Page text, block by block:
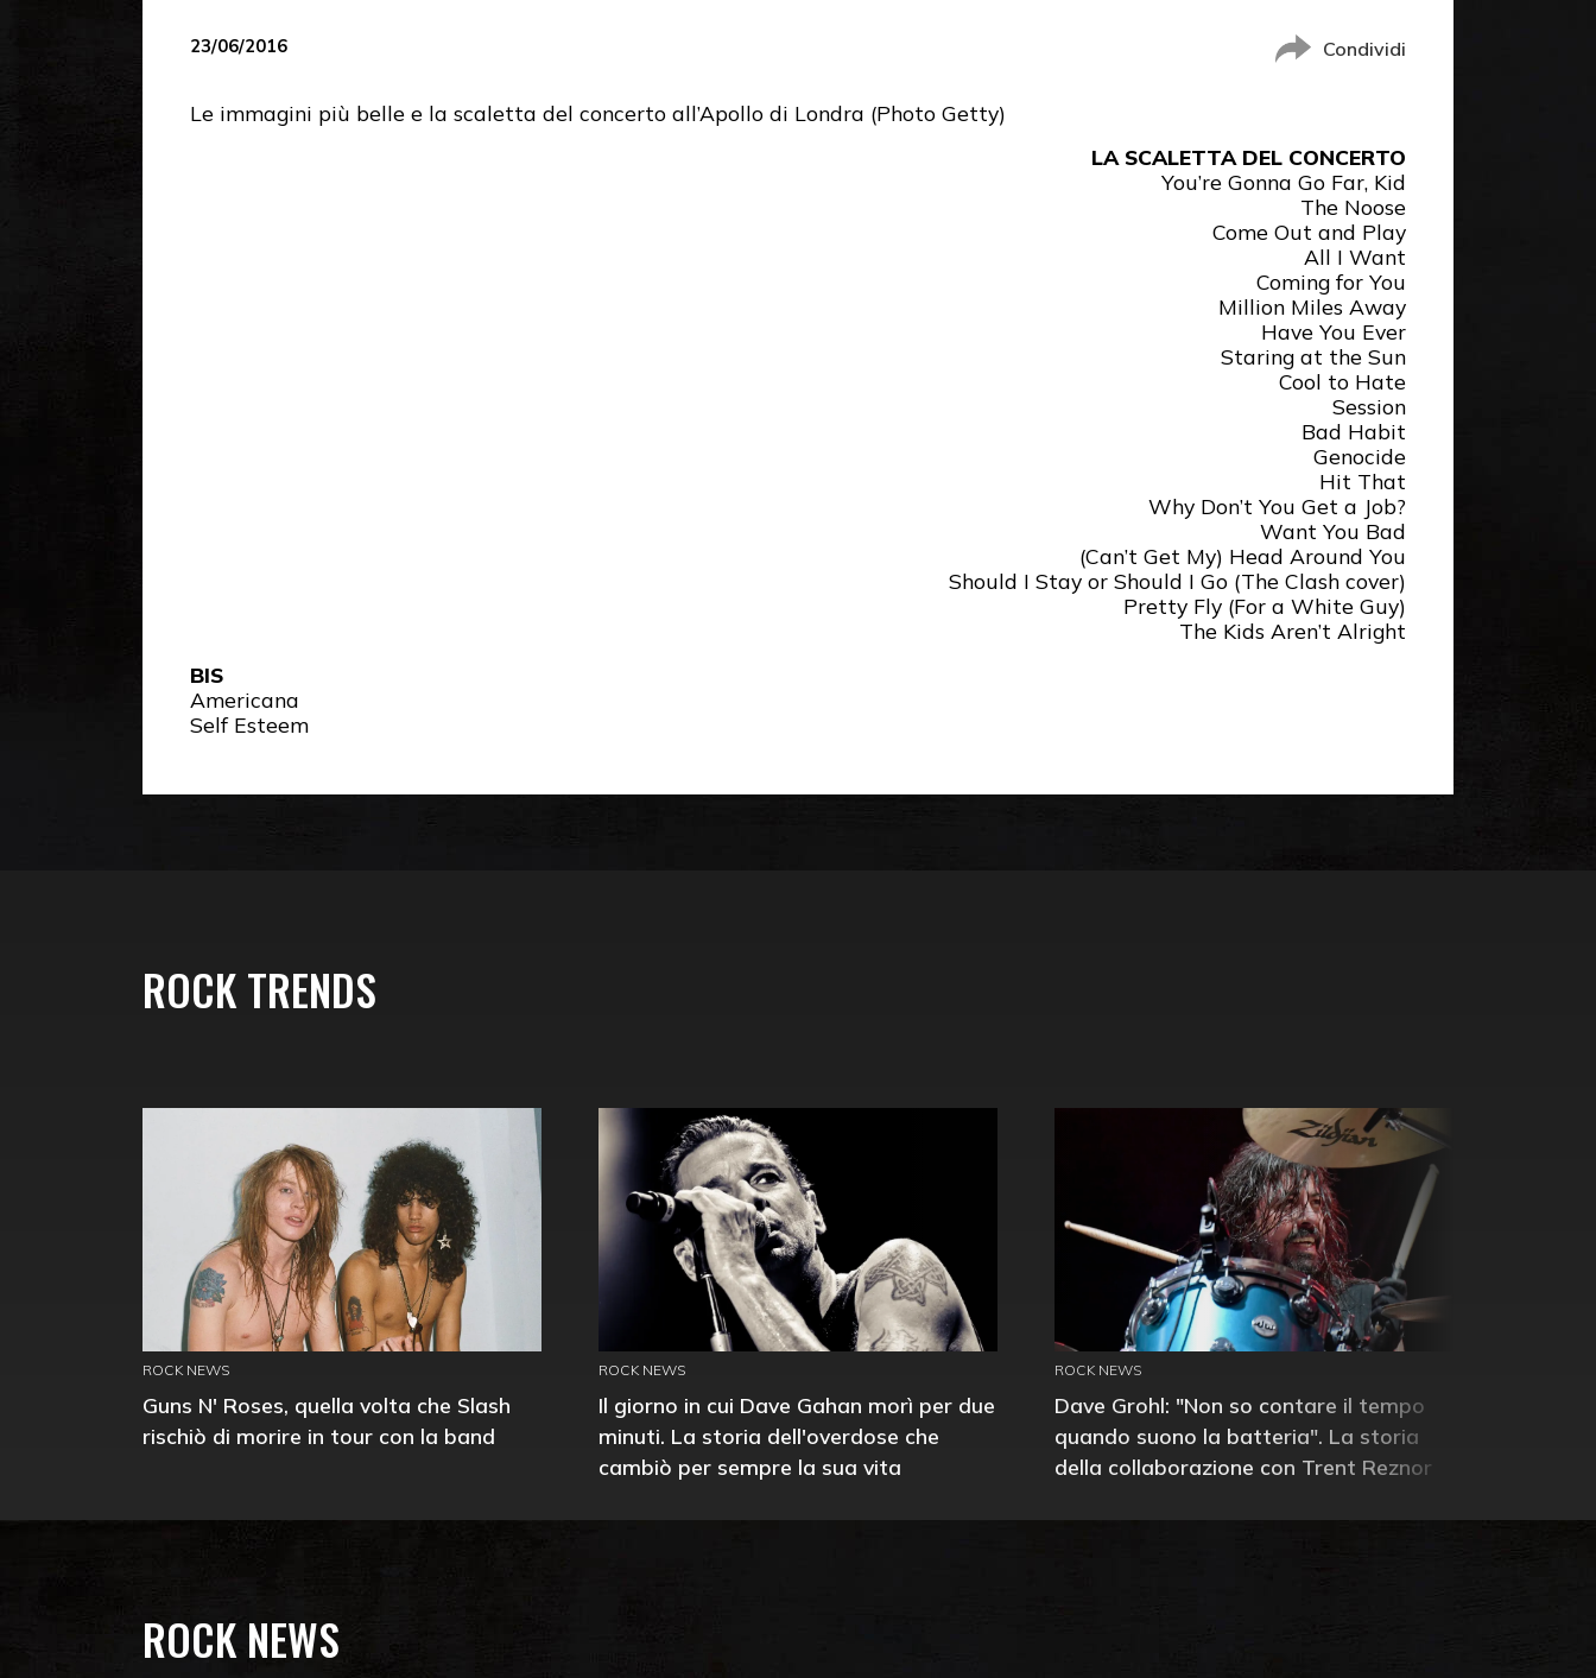
23/06/2016 Condividi
Le immagini più belle e la scaletta del concerto all’Apollo di Londra (Photo Getty)
LA SCALETTA DEL CONCERTO
You’re Gonna Go Far, Kid
The Noose
Come Out and Play
All I Want
Coming for You
Million Miles Away
Have You Ever
Staring at the Sun
Cool to Hate
Session
Bad Habit
Genocide
Hit That
Why Don’t You Get a Job?
Want You Bad
(Can’t Get My) Head Around You
Should I Stay or Should I Go (The Clash cover)
Pretty Fly (For a White Guy)
The Kids Aren’t Alright
BIS
Americana
Self Esteem
ROCK TRENDS
ROCK NEWS
Guns N' Roses, quella volta che Slash
rischiò di morire in tour con la band
ROCK NEWS
Il giorno in cui Dave Gahan morì per due
minuti. La storia dell'overdose che
cambiò per sempre la sua vita
ROCK NEWS
Dave Grohl: "Non so contare il tempo
quando suono la batteria". La storia
della collaborazione con Trent Reznor
ROCK NEWS